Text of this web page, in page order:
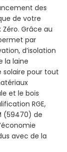
des
de votre
Grâce au
par
d’isolation
la laine
pour tout
et le bois
RGE,
(59470) de
avec de la